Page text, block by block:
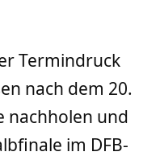
Termindruck
nach dem 20.
nachholen und
im DFB-